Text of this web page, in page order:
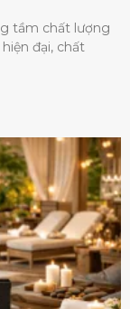
tầm chất lượng
đại, chất